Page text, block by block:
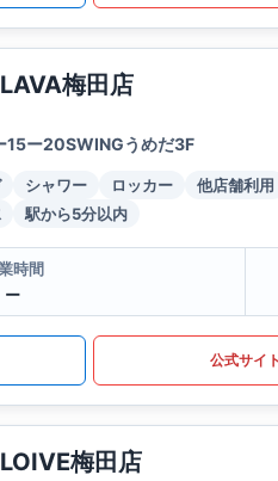
梅田店
15ー20SWINGうめだ3F
シャワー ロッカー 他店舗利用
駅から5分以内
時間
ー
公式サイト
梅田店